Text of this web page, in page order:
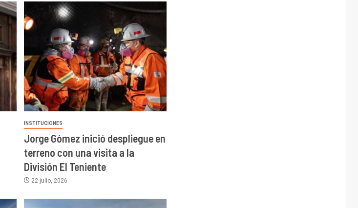
INSTITUCIONES
Jorge Gómez inició despliegue en
terreno con una visita a la
División El Teniente
22 julio, 2026